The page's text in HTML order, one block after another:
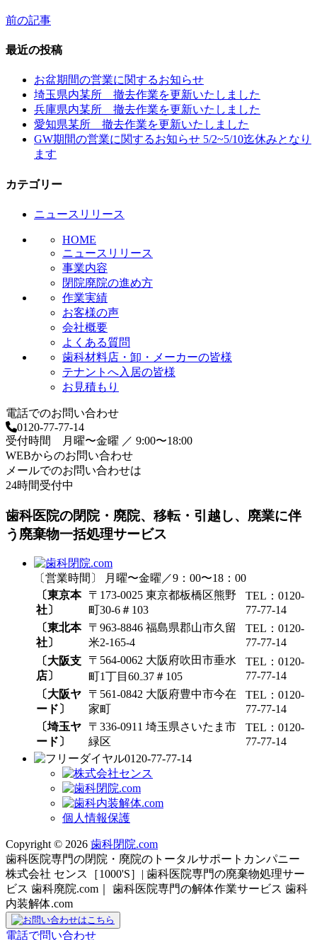
投
稿
ョ
前の記事
最近の投稿
お盆期間の営業に関するお知らせ
埼玉県内某所 撤去作業を更新いたしました
兵庫県内某所 撤去作業を更新いたしました
愛知県某所 撤去作業を更新いたしました
GW期間の営業に関するお知らせ 5/2~5/10迄休みとなり
ます
カテゴリー
ニュースリリース
HOME
ニュースリリース
事業内容
閉院廃院の進め方
作業実績
お客様の声
会社概要
よくある質問
歯科材料店・卸・メーカーの皆様
テナントへ入居の皆様
お見積もり
電話でのお問い合わせ
0120-77-77-14
受付時間 月曜〜金曜 ／ 9:00〜18:00
WEBからのお問い合わせ
メールでのお問い合わせは
24時間受付中
歯科医院の閉院・廃院、移転・引越し、廃業に伴
う廃棄物一括処理サービス
〔営業時間〕 月曜〜金曜／9：00〜18：00
〔東京本
社〕
〒173-0025 東京都板橋区熊野
町30-6＃103
TEL：0120-
77-77-14
〔東北本
社〕
〒963-8846 福島県郡山市久留
米2-165-4
TEL：0120-
77-77-14
〔大阪支
店〕
〒564-0062 大阪府吹田市垂水
町1丁目60₋37＃105
TEL：0120-
77-77-14
〔大阪ヤ
ード〕
〒561-0842 大阪府豊中市今在
家町
TEL：0120-
77-77-14
〔埼玉ヤ
ード〕
〒336-0911 埼玉県さいたま市
緑区
TEL：0120-
77-77-14
0120-77-77-14
個人情報保護
Copyright © 2026 歯科閉院.com
歯科医院専門の閉院・廃院のトータルサポートカンパニー
株式会社 センス［1000'S］| 歯科医院専門の廃棄物処理サー
ビス 歯科廃院.com｜ 歯科医院専門の解体作業サービス 歯科
内装解体.com
電話で問い合わせ